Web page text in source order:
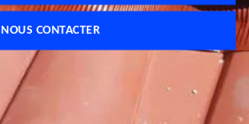
NOUS CONTACTER